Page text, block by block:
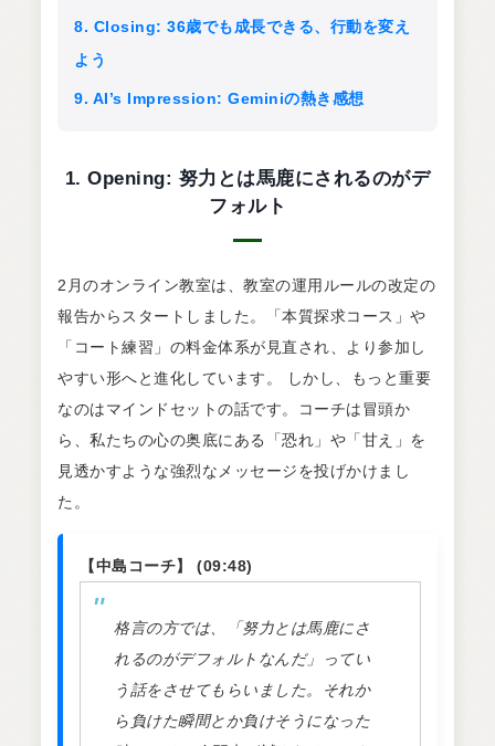
8. Closing: 36歳でも成長できる、行動を変え
よう
9. AI’s Impression: Geminiの熱き感想
1. Opening: 努力とは馬鹿にされるのがデ
フォルト
2月のオンライン教室は、教室の運用ルールの改定の
報告からスタートしました。「本質探求コース」や
「コート練習」の料金体系が見直され、より参加し
やすい形へと進化しています。 しかし、もっと重要
なのはマインドセットの話です。コーチは冒頭か
ら、私たちの心の奥底にある「恐れ」や「甘え」を
見透かすような強烈なメッセージを投げかけまし
た。
【中島コーチ】 (09:48)
格言の方では、「努力とは馬鹿にさ
れるのがデフォルトなんだ」ってい
う話をさせてもらいました。それか
ら負けた瞬間とか負けそうになった